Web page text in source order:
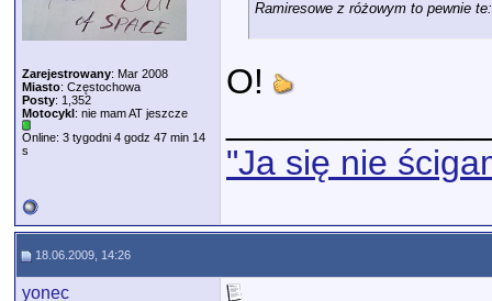
Zarejestrowany: Mar 2008
Miasto: Częstochowa
Posty: 1,352
Motocykl: nie mam AT jeszcze
Online: 3 tygodni 4 godz 47 min 14
s
Ramiresowe z różowym to pewnie
O!
"Ja się nie
18.06.2009, 14:26
yonec